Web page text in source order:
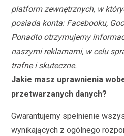
platform zewnętrznych, w
posiada konta: Facebooku,
Ponadto otrzymujemy
naszymi reklamami, w celu
trafne i skuteczne.
Jakie masz uprawnienia
przetwarzanych danych?
Gwarantujemy spełnienie
wynikających z ogólnego